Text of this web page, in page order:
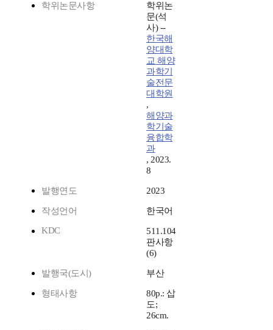
학위논문사항
학위논
문(석
사) --
한국해
양대학
교 해양
과학기
술전문
대학원
,
해양과
학기술
융합학
과
, 2023.
8
발행연도 2023
작성언어
한국어
KDC
511.104
판사항
(6)
발행국(도시) 부산
형태사항
80p.: 삽
도;
26cm.